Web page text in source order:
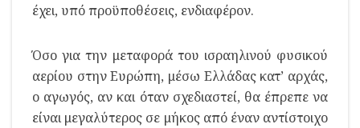
έχει, υπό προϋποθέσεις, ενδιαφέρον.
Όσο για την μεταφορά του ισραηλινού φυσικού
αερίου στην Ευρώπη, μέσω Ελλάδας κατ’ αρχάς,
ο αγωγός, αν και όταν σχεδιαστεί, θα έπρεπε να
είναι μεγαλύτερος σε μήκος από έναν αντίστοιχο